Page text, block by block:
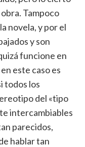
Tampoco
novela, y por el
y son
funcione en
este caso es
todos los
del «tipo
intercambiables
parecidos,
hablar tan